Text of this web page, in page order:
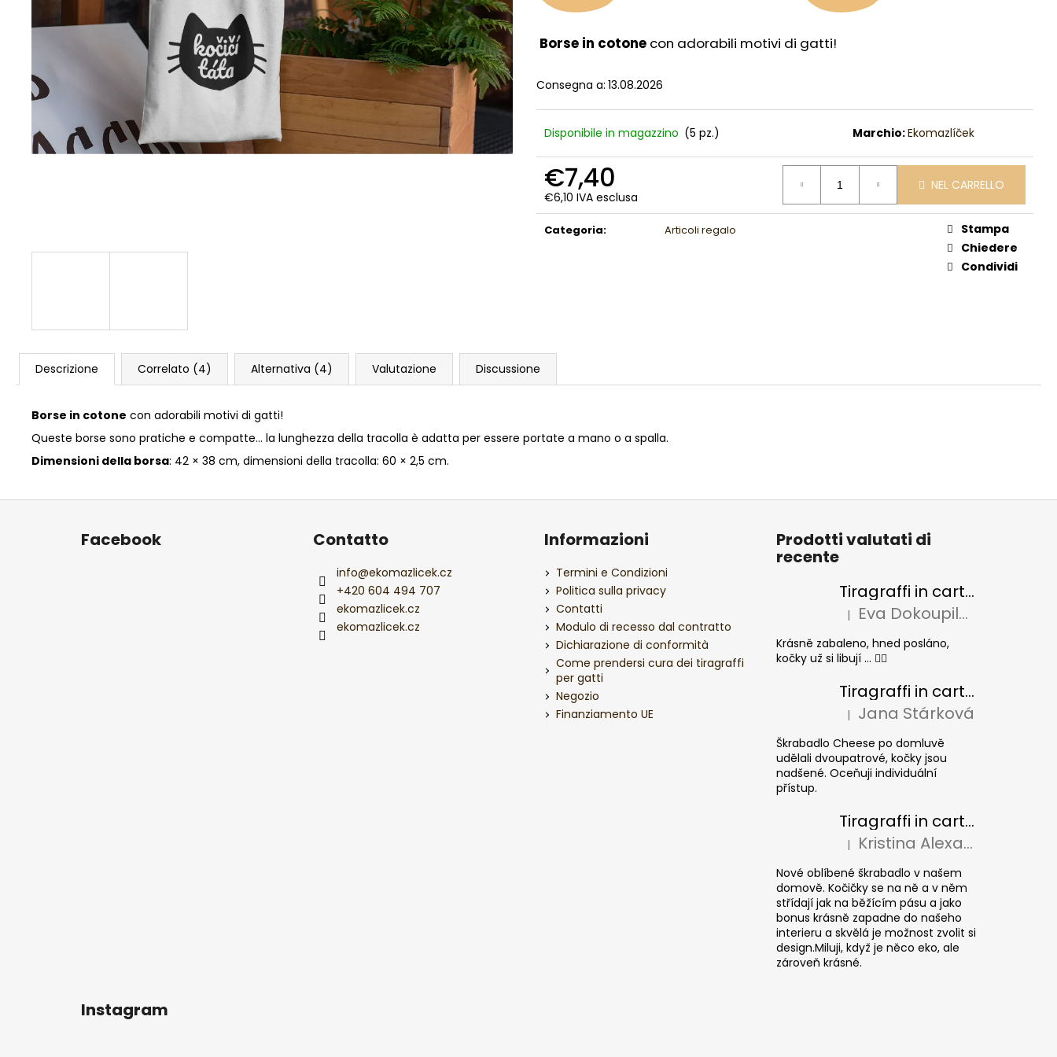
Borse in cotone con adorabili motivi di gatti!
Consegna a: 13.08.2026
Disponibile in magazzino (5 pz.) Marchio:Ekomazlíček
€7,40
€6,10 IVA esclusa
Prezzo
della
misura:
NEL CARRELLO
Categoria: Articoli regalo
Stampa
Chiedere
Condividi
Descrizione Correlato (4) Alternativa (4) Valutazione Discussione
Borse in cotone con adorabili motivi di gatti!
Queste borse sono pratiche e compatte… la lunghezza della tracolla è adatta per essere portate a mano o a spalla.
Dimensioni della borsa: 42 × 38 cm, dimensioni della tracolla: 60 × 2,5 cm.
P
Facebook Contatto
info@ekomazlicek.cz
+420 604 494 707
ekomazlicek.cz
ekomazlicek.cz
Informazioni
Termini e Condizioni
Politica sulla privacy
Contatti
Modulo di recesso dal contratto
Dichiarazione di conformità
Come prendersi cura dei tiragraffi
per gatti
Negozio
Finanziamento UE
Prodotti valutati di
recente
Tiragraffi in cartone per gatti BASIC Colour
La valutazione del prodotto è 5 su 5
| Eva Dokoupilová
Krásně zabaleno, hned posláno,
kočky už si libují ... 👍🏻
Tiragraffi in cartone per gatti CHEESE ELIPSE colore
La valutazione del prodotto è 5 su 5
| Jana Stárková
Škrabadlo Cheese po domluvě
udělali dvoupatrové, kočky jsou
nadšené. Oceňuji individuální
přístup.
Tiragraffi in cartone per gatti CUBE Colour
La valutazione del prodotto è 5 su 5
| Kristina Alexandrová
Nové oblíbené škrabadlo v našem
domově. Kočičky se na ně a v něm
střídají jak na běžícím pásu a jako
bonus krásně zapadne do našeho
interieru a skvělá je možnost zvolit si
design.Miluji, když je něco eko, ale
zároveň krásné.
Instagram